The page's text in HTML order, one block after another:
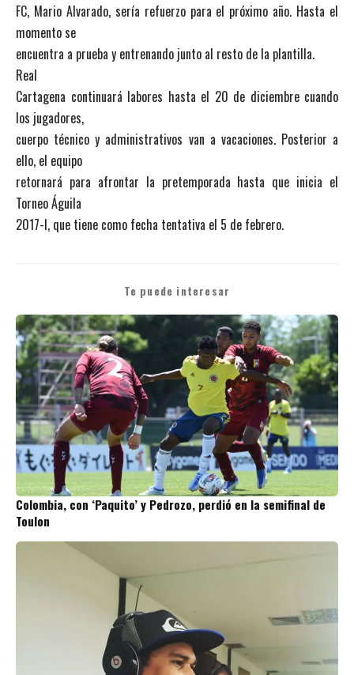
FC, Mario Alvarado, sería refuerzo para el próximo año. Hasta el
momento se
encuentra a prueba y entrenando junto al resto de la plantilla.
Real
Cartagena continuará labores hasta el 20 de diciembre cuando
los jugadores,
cuerpo técnico y administrativos van a vacaciones. Posterior a
ello, el equipo
retornará para afrontar la pretemporada hasta que inicia el
Torneo Águila
2017-I, que tiene como fecha tentativa el 5 de febrero.
Te puede interesar
Colombia, con ‘Paquito’ y Pedrozo, perdió en la semifinal de
Toulon